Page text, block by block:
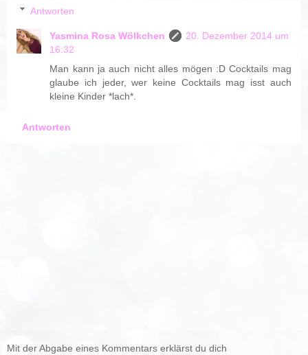
Antworten
Yasmina Rosa Wölkchen
20. Dezember 2014 um
16:32
Man kann ja auch nicht alles mögen :D Cocktails mag
glaube ich jeder, wer keine Cocktails mag isst auch
kleine Kinder *lach*.
Antworten
Mit der Abgabe eines Kommentars erklärst du dich